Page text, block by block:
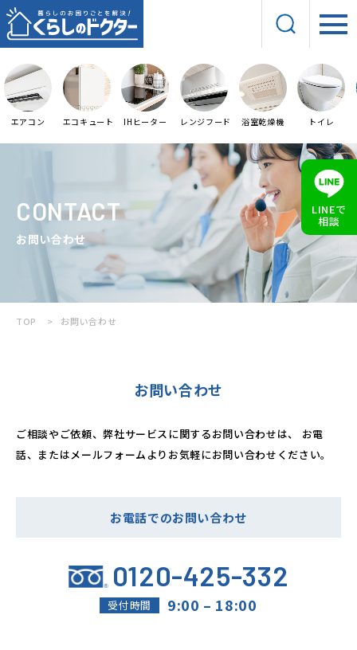
エアコン エコキュート IHヒーター レンジフード 浴室乾燥機 トイレ
CONTACT
お問い合わせ
TOP お問い合わせ
お問い合わせ
ご相談やご依頼、弊社サービスに関するお問い合わせは、
お電
話、またはメールフォームよりお気軽にお問い合わせください。
お電話でのお問い合わせ
0120-425-332
受付時間 9:00 – 18:00
LINEで
相談